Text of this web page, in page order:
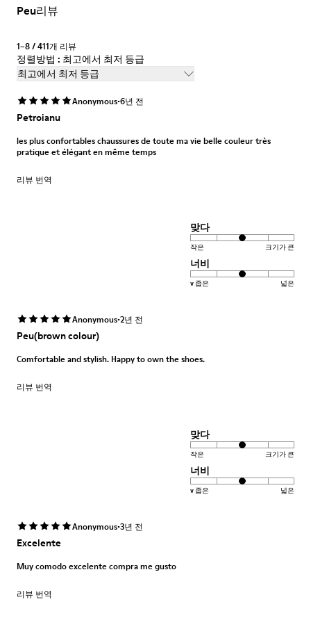
하세요.
Peu리뷰
1–8 / 411개 리뷰
정렬방법 : 최고에서 최저 등급
최고에서 최저 등급
Anonymous·6년 전
Petroianu
les plus confortables chaussures de toute ma vie belle couleur très
pratique et élégant en même temps
리뷰 번역
맞다
작은 크기가 큰
너비
v 좁은 넓은
Anonymous·2년 전
Peu(brown colour)
Comfortable and stylish. Happy to own the shoes.
리뷰 번역
맞다
작은 크기가 큰
너비
v 좁은 넓은
Anonymous·3년 전
Excelente
Muy comodo excelente compra me gusto
리뷰 번역